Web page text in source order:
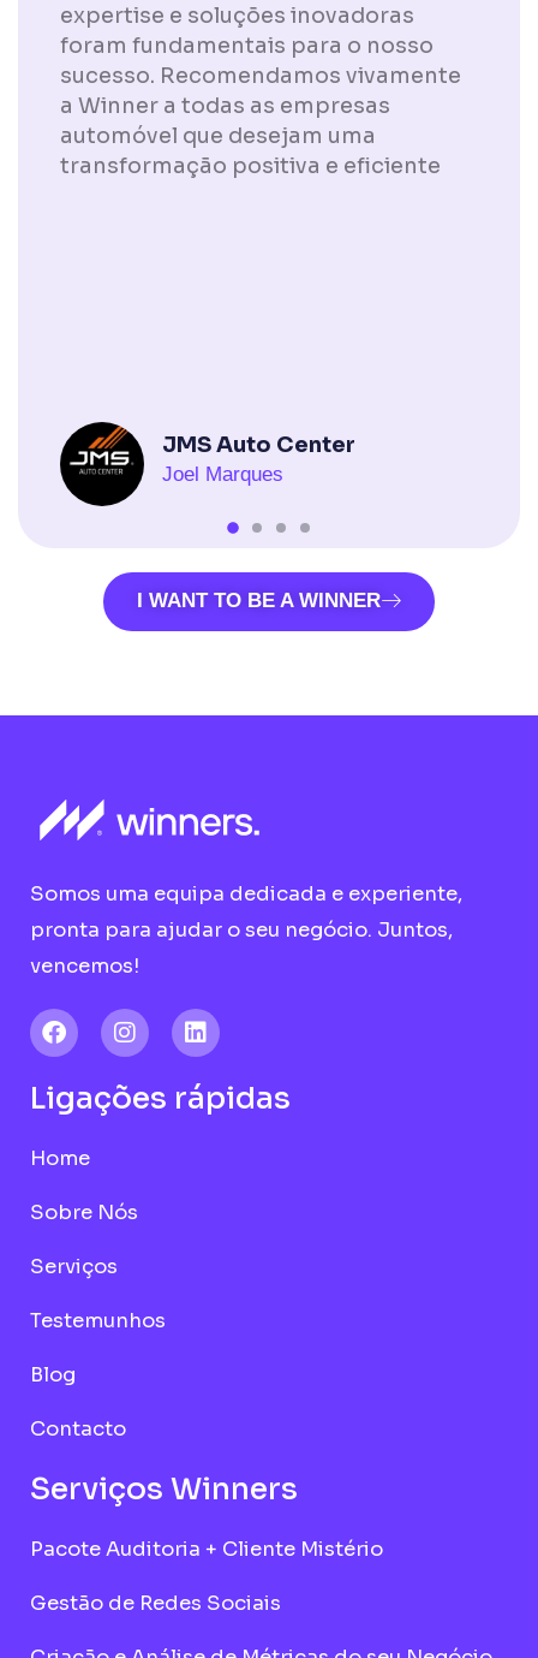
expertise e soluções inovadoras
foram fundamentais para o nosso
sucesso. Recomendamos vivamente
a Winner a todas as empresas
automóvel que desejam uma
transformação positiva e eficiente
JMS Auto Center
Joel Marques
I WANT TO BE A WINNER
Somos uma equipa dedicada e experiente,
pronta para ajudar o seu negócio. Juntos,
vencemos!
F
a
e
b
o
I
n
t
a
m
L
i
k
e
Ligações rápidas
Home
Sobre Nós
Serviços
Testemunhos
Blog
Contacto
Serviços Winners
Pacote Auditoria + Cliente Mistério
Gestão de Redes Sociais